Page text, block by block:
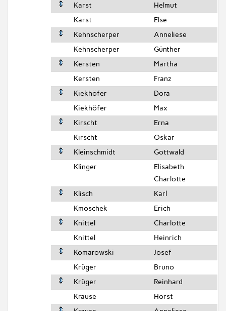
Karst
Helmut
Karst
Else
Kehnscherper
Anneliese
Kehnscherper
Günther
Kersten
Martha
Kersten
Franz
Kiekhöfer
Dora
Kiekhöfer
Max
Kirscht
Erna
Kirscht
Oskar
Kleinschmidt
Gottwald
Klinger
Elisabeth
Charlotte
Klisch
Karl
Kmoschek
Erich
Knittel
Charlotte
Knittel
Heinrich
Komarowski
Josef
Krüger
Bruno
Krüger
Reinhard
Krause
Horst